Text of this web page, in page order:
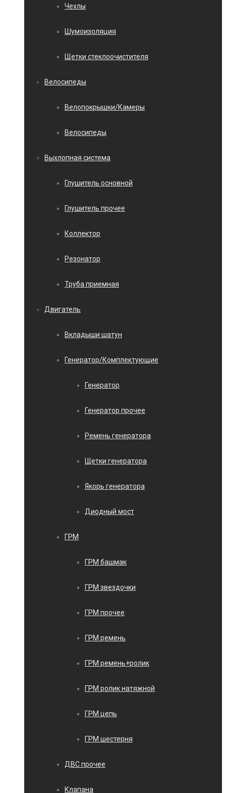
Чехлы
Шумоизоляция
Щетки стеклоочистителя
Велосипеды
Велопокрышки/Камеры
Велосипеды
Выхлопная система
Глушитель основной
Глушитель прочее
Коллектор
Резонатор
Труба приемная
Двигатель
Вкладыши шатун
Генератор/Комплектующие
Генератор
Генератор прочее
Ремень генератора
Щетки генератора
Якорь генератора
Диодный мост
ГРМ
ГРМ башмак
ГРМ звездочки
ГРМ прочее
ГРМ ремень
ГРМ ремень+ролик
ГРМ ролик натяжной
ГРМ цепь
ГРМ шестерня
ДВС прочее
Клапана